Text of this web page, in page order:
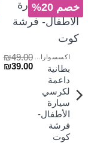
خصم 20%
بطانية
داعمة
لكرسي
سيارة
الأطفال-
فرشة
كوت
₪49.00
السعر₪39.00